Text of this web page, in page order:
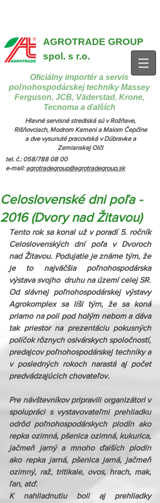
AGROTRADE GROUP
spol. s r.o.
Oficiálny importér a servis
poľnohospodárskej techniky Massey
Ferguson, JCB, Väderstad, Krone,
Tecnoma a ďalších
Hlavné servisné strediská sú v Rožňave,
Rišňovciach, Modrom Kameni a Malom Čepčíne
a dve vysunuté pracoviská v Dúbravke a
Zemianskej Olči
tel. č.: 058/788 08 00
e-mail: agrotradegroup@agrotradegroup.sk
Celoslovenské dni poľa -
2016 (Dvory nad Žitavou)
Tento rok sa konal už v poradí 5. ročník
Celoslovenských dní poľa v Dvoroch
nad Žitavou. Podujatie je známe tým, že
je to najväčšia poľnohospodárska
výstava svojho  druhu na území celej SR.
Od slávnej poľnohospodárskej výstavy
Agrokomplex sa líši tým, že sa koná
priamo na poli pod holým nebom a dáva
tak priestor na prezentáciu pokusných
políčok rôznych osivárskych spoločností,
predajcov poľnohospodárskej techniky a
v posledných rokoch narastá aj počet
predvádzajúcich chovateľov.
Pre návštevníkov pripravili organizátori v
spolupráci s vystavovateľmi prehliadku
odrôd poľnohospodárskych plodín ako
repka ozimná, pšenica ozimná, kukurica,
jačmeň jarný a mnoho ďalších plodín
ako repka jarná, pšenica jarná, jačmeň
ozimný, raž, tritikale, ovos, hrach, mak,
ľan, atď.
K nahliadnutiu boli aj prehliadky